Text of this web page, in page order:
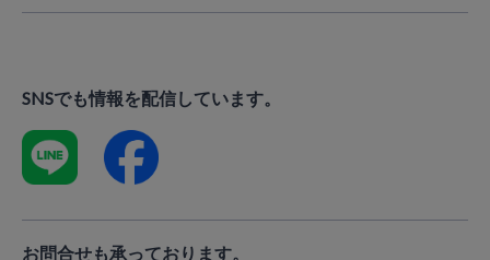
SNSでも情報を配信しています。
お問合せも承っております。